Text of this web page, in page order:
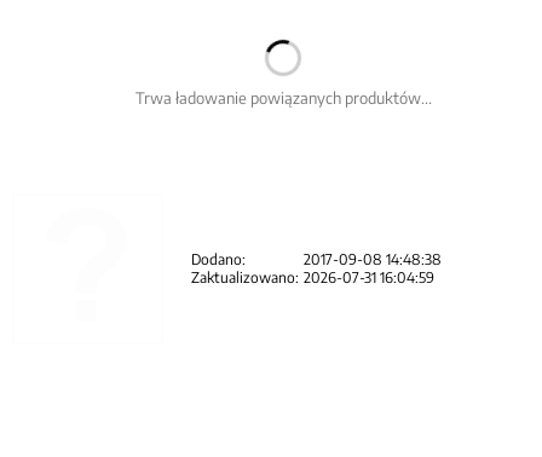
Trwa ładowanie powiązanych produktów...
Dodano:
2017-09-08 14:48:38
Zaktualizowano: 2026-07-31 16:04:59